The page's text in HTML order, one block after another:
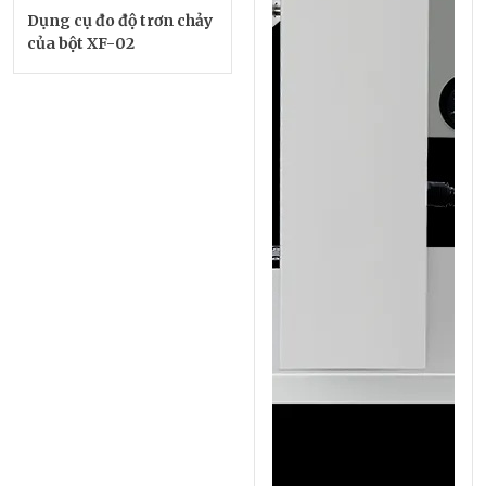
Dụng cụ đo độ trơn chảy
của bột XF-02